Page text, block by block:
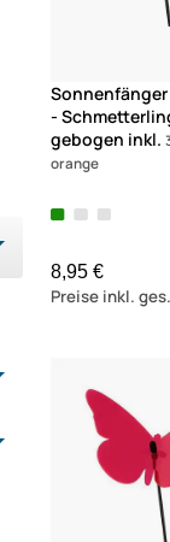
-
gebogen inkl.
orange
8,95 €
Preise inkl.